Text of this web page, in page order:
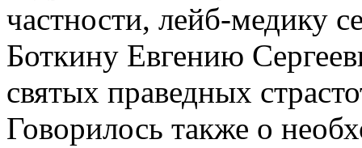
частности, лейб-медику
Боткину Евгению
святых праведных
Говорилось также о